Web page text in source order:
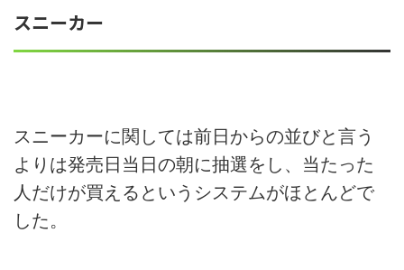
スニーカー
スニーカーに関しては前日からの並びと言う
よりは発売日当日の朝に抽選をし、当たった
人だけが買えるというシステムがほとんどで
した。